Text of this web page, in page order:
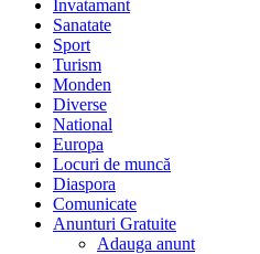
Invatamant
Sanatate
Sport
Turism
Monden
Diverse
National
Europa
Locuri de muncă
Diaspora
Comunicate
Anunturi Gratuite
Adauga anunt